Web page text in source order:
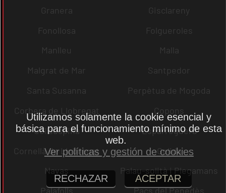
Granera
Gisclareny
Fonollosa
Folgueroles
Manlleu
Malla
Malgrat de Mar
Santpedor
Santa Susanna
Perpètua de Mogoda
Corbera de Llobregat
Copons
Collsuspina
Esparreguera
Cornellà de Llobregat
Gelida
Navas
Palau-solità i Plegamans
Palafolls
Pacs del Penedès
Utilizamos solamente la cookie esencial y
básica para el funcionamiento mínimo de esta
web.
Ver políticas y gestión de cookies
RECHAZAR ACEPTAR